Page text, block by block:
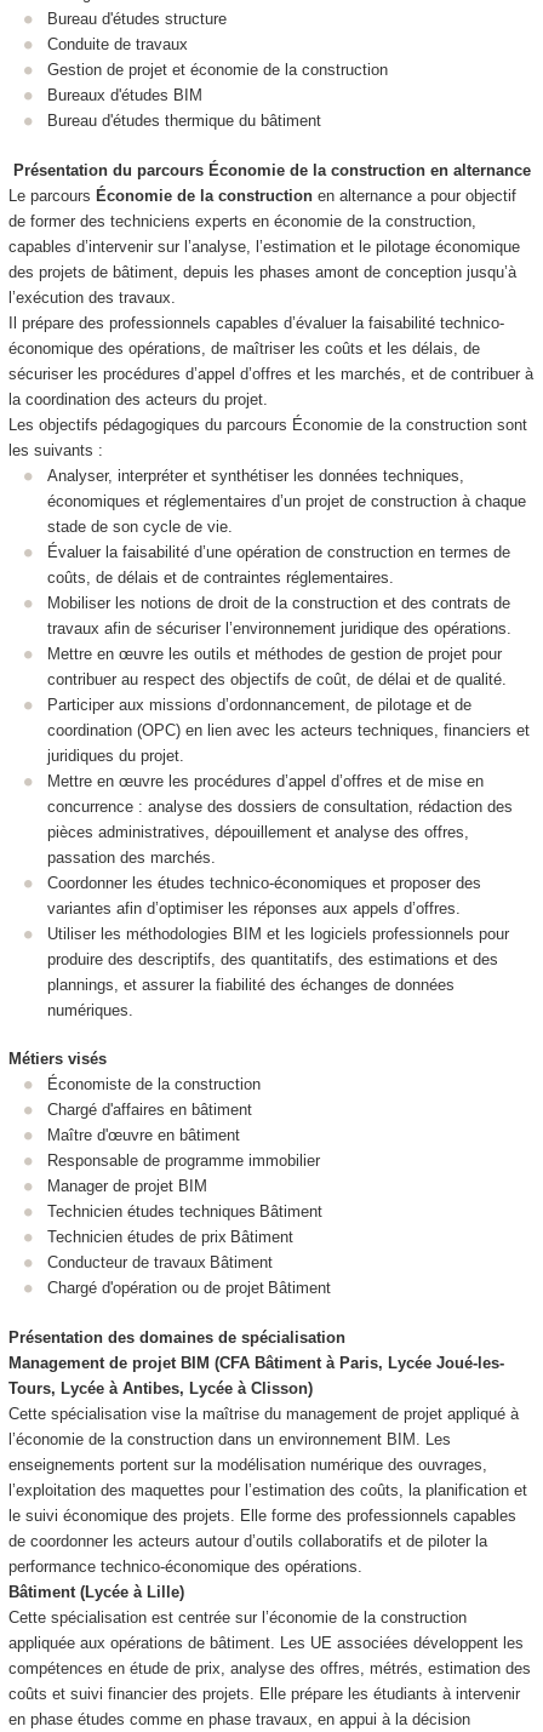
Bureau d'études structure
Conduite de travaux
Gestion de projet et économie de la construction
Bureaux d'études BIM
Bureau d'études thermique du bâtiment
Présentation du parcours Économie de la constructionen alternance
Le parcours Économie de la constructionen alternancea pour objectif
de former des techniciens experts en économie de la construction,
capables d’intervenir sur l’analyse, l’estimation et le pilotage économique
des projets de bâtiment, depuis les phases amont de conception jusqu’à
l’exécution des travaux.
Il prépare des professionnels capables d’évaluer la faisabilité technico-
économique des opérations, de maîtriser les coûts et les délais, de
sécuriser les procédures d’appel d’offres et les marchés, et de contribuer à
la coordination des acteurs du projet.
Les objectifs pédagogiques du parcours Économie de la construction sont
les suivants :
Analyser, interpréter et synthétiser les données techniques,
économiques et réglementaires d’un projet de construction à chaque
stade de son cycle de vie.
Évaluer la faisabilité d’une opération de construction en termes de
coûts, de délais et de contraintes réglementaires.
Mobiliser les notions de droit de la construction et des contrats de
travaux afin de sécuriser l’environnement juridique des opérations.
Mettre en œuvre les outils et méthodes de gestion de projet pour
contribuer au respect des objectifs de coût, de délai et de qualité.
Participer aux missions d’ordonnancement, de pilotage et de
coordination (OPC) en lien avec les acteurs techniques, financiers et
juridiques du projet.
Mettre en œuvre les procédures d’appel d’offres et de mise en
concurrence : analyse des dossiers de consultation, rédaction des
pièces administratives, dépouillement et analyse des offres,
passation des marchés.
Coordonner les études technico-économiques et proposer des
variantes afin d’optimiser les réponses aux appels d’offres.
Utiliser les méthodologies BIM et les logiciels professionnels pour
produire des descriptifs, des quantitatifs, des estimations et des
plannings, et assurer la fiabilité des échanges de données
numériques.
Métiers visés
Économiste de la construction
Chargé d'affaires en bâtiment
Maître d'œuvre en bâtiment
Responsable de programme immobilier
Manager de projet BIM
Technicien études techniques Bâtiment
Technicien études de prix Bâtiment
Conducteur de travaux Bâtiment
Chargé d'opération ou de projet Bâtiment
Présentation des domaines de spécialisation
Management de projet BIM (CFA Bâtiment à Paris, Lycée Joué-les-
Tours, Lycée à Antibes, Lycée à Clisson)
Cette spécialisation vise la maîtrise du management de projet appliqué à
l’économie de la construction dans un environnement BIM. Les
enseignements portent sur la modélisation numérique des ouvrages,
l’exploitation des maquettes pour l’estimation des coûts, la planification et
le suivi économique des projets. Elle forme des professionnels capables
de coordonner les acteurs autour d’outils collaboratifs et de piloter la
performance technico-économique des opérations.
Bâtiment (Lycée à Lille)
Cette spécialisation est centrée sur l’économie de la construction
appliquée aux opérations de bâtiment. Les UE associées développent les
compétences en étude de prix, analyse des offres, métrés, estimation des
coûts et suivi financier des projets. Elle prépare les étudiants à intervenir
en phase études comme en phase travaux, en appui à la décision